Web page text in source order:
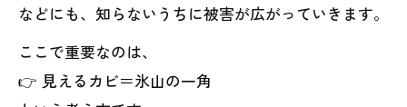
などにも、知らないうちに被害が広がっていきます。
ここで重要なのは、
👉 見えるカビ＝氷山の一角